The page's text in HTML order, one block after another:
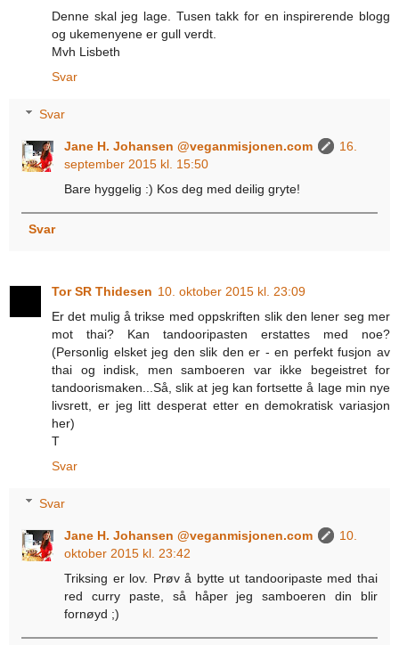
Denne skal jeg lage. Tusen takk for en inspirerende blogg
og ukemenyene er gull verdt.
Mvh Lisbeth
Svar
Svar
Jane H. Johansen @veganmisjonen.com
16.
september 2015 kl. 15:50
Bare hyggelig :) Kos deg med deilig gryte!
Svar
Tor SR Thidesen 10. oktober 2015 kl. 23:09
Er det mulig å trikse med oppskriften slik den lener seg mer
mot thai? Kan tandooripasten erstattes med noe?
(Personlig elsket jeg den slik den er - en perfekt fusjon av
thai og indisk, men samboeren var ikke begeistret for
tandoorismaken...Så, slik at jeg kan fortsette å lage min nye
livsrett, er jeg litt desperat etter en demokratisk variasjon
her)
T
Svar
Svar
Jane H. Johansen @veganmisjonen.com
10.
oktober 2015 kl. 23:42
Triksing er lov. Prøv å bytte ut tandooripaste med thai
red curry paste, så håper jeg samboeren din blir
fornøyd ;)